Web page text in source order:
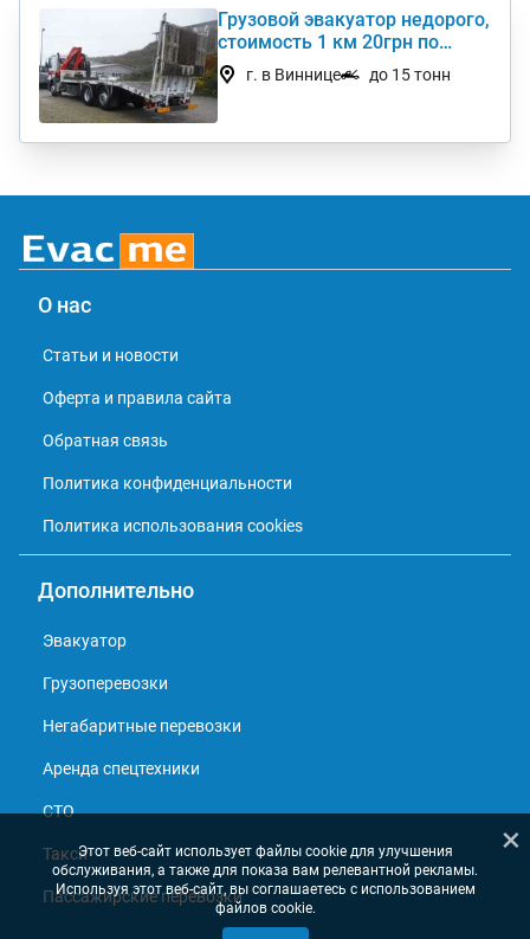
Грузовой эвакуатор недорого,
стоимость 1 км 20грн по
Украине
г. в Виннице до 15 тонн
О нас
Статьи и новости
Оферта и правила сайта
Обратная связь
Политика конфиденциальности
Политика использования cookies
Дополнительно
Эвакуатор
Грузоперевозки
Негабаритные перевозки
Аренда спецтехники
СТО
Такси
Пассажирские перевозки
×
Этот веб-сайт использует файлы cookie для улучшения
обслуживания, а также для показа вам релевантной рекламы.
Используя этот веб-сайт, вы соглашаетесь с использованием
файлов cookie.